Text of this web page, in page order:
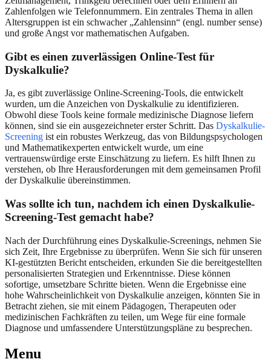
Zahlenfolgen wie Telefonnummern. Ein zentrales Thema in allen
Altersgruppen ist ein schwacher „Zahlensinn“ (engl. number sense)
und große Angst vor mathematischen Aufgaben.
Gibt es einen zuverlässigen Online-Test für
Dyskalkulie?
Ja, es gibt zuverlässige Online-Screening-Tools, die entwickelt
wurden, um die Anzeichen von Dyskalkulie zu identifizieren.
Obwohl diese Tools keine formale medizinische Diagnose liefern
können, sind sie ein ausgezeichneter erster Schritt. Das Dyskalkulie-
Screening ist ein robustes Werkzeug, das von Bildungspsychologen
und Mathematikexperten entwickelt wurde, um eine
vertrauenswürdige erste Einschätzung zu liefern. Es hilft Ihnen zu
verstehen, ob Ihre Herausforderungen mit dem gemeinsamen Profil
der Dyskalkulie übereinstimmen.
Was sollte ich tun, nachdem ich einen Dyskalkulie-
Screening-Test gemacht habe?
Nach der Durchführung eines Dyskalkulie-Screenings, nehmen Sie
sich Zeit, Ihre Ergebnisse zu überprüfen. Wenn Sie sich für unseren
KI-gestützten Bericht entscheiden, erkunden Sie die bereitgestellten
personalisierten Strategien und Erkenntnisse. Diese können
sofortige, umsetzbare Schritte bieten. Wenn die Ergebnisse eine
hohe Wahrscheinlichkeit von Dyskalkulie anzeigen, könnten Sie in
Betracht ziehen, sie mit einem Pädagogen, Therapeuten oder
medizinischen Fachkräften zu teilen, um Wege für eine formale
Diagnose und umfassendere Unterstützungspläne zu besprechen.
Menu